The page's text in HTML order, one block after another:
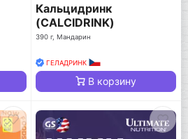
Кальцидринк
(CALCIDRINK)
390 г, Мандарин
ГЕЛАДРИНК
В корзину